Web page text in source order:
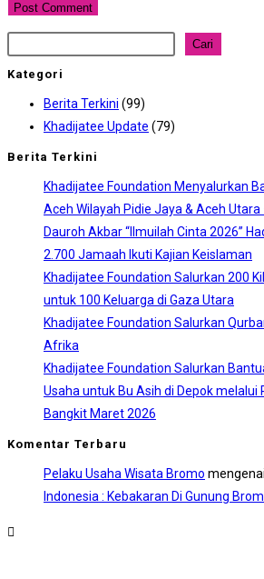
comment
comment
(optional)
Cari
Kategori
Berita Terkini (99)
Khadijatee Update (79)
Berita Terkini
Khadijatee Foundation Menyalurkan
Aceh Wilayah Pidie Jaya & Aceh
Dauroh Akbar “Ilmuilah Cinta 2026”
2.700 Jamaah Ikuti Kajian Keislaman
Khadijatee Foundation Salurkan 200
untuk 100 Keluarga di Gaza Utara
Khadijatee Foundation Salurkan
Afrika
Khadijatee Foundation Salurkan
Usaha untuk Bu Asih di Depok
Bangkit Maret 2026
Komentar Terbaru
Pelaku Usaha Wisata Bromo mengenai
Indonesia : Kebakaran Di Gunung